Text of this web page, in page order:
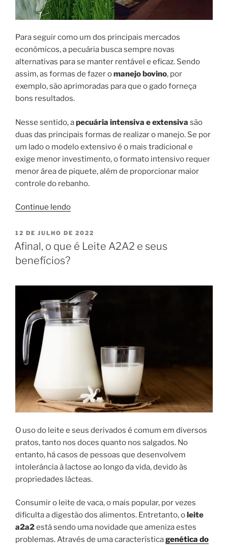
Para seguir como um dos principais mercados
econômicos, a pecuária busca sempre novas
alternativas para se manter rentável e eficaz. Sendo
assim, as formas de fazer omanejo bovino, por
exemplo, são aprimoradas para que o gado forneça
bons resultados.
Nesse sentido, apecuária intensiva e extensiva são
duas das principais formas de realizar o manejo. Se por
um lado o modelo extensivo é o mais tradicional e
exige menor investimento, o formato intensivo requer
menor área de piquete, além de proporcionar maior
controle do rebanho.
Continue lendo“Pecuária
e
extensiva:
principais
diferenças”
PUBLICADO
EM
12 DE JULHO DE 2022
Afinal, o que é Leite A2A2 e seus
benefícios?
O uso do leite e seus derivados é comum em diversos
pratos, tanto nos doces quanto nos salgados. No
entanto, há casos de pessoas que desenvolvem
intolerância à lactose ao longo da vida, devido às
propriedades lácteas.
Consumir o leite de vaca, o mais popular, por vezes
dificulta a digestão dos alimentos. Entretanto, oleite
a2a2está sendo uma novidade que ameniza estes
problemas. Através de uma característicagenética do